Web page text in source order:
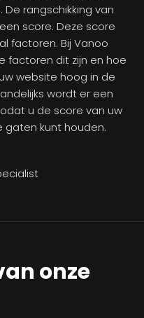
rangschikking van
score. Deze score
factoren. Bij Vanoo
factoren dit zijn en hoe
website hoog in de
wordt er een
u de score van uw
kunt houden.
onze